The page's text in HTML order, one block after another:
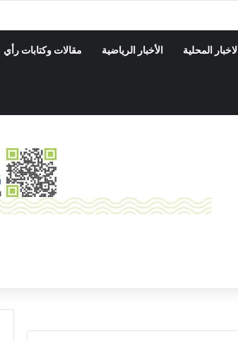
الاخبار المحلية الأخبار الرياضية مقالات وكتابات رأي